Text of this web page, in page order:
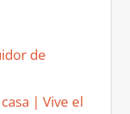
de
| Vive el